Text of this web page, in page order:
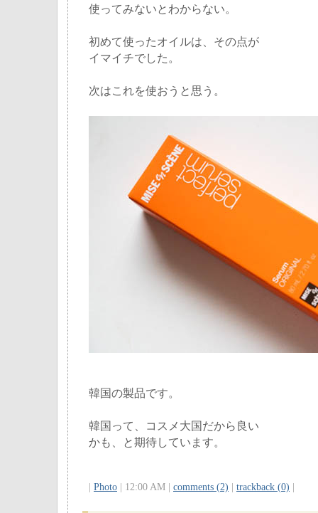
使ってみないとわからない。
初めて使ったオイルは、その点が
イマイチでした。
次はこれを使おうと思う。
韓国の製品です。
韓国って、コスメ大国だから良い
かも、と期待しています。
Photo | 12:00 AM | comments (2) trackback (0)